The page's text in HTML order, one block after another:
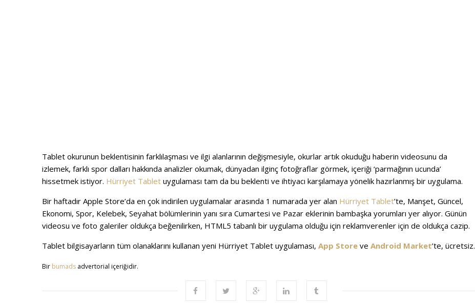
Tablet okurunun beklentisinin farklılaşması ve ilgi alanlarının değişmesiyle, okurlar artık okuduğu haberin videosunu da
izlemek, farklı spor dalları hakkında analizler okumak, dünyadan ilginç fotoğraflar görmek, içeriği ‘parmağının ucunda’
hissetmek istiyor. Hürriyet Tablet uygulaması tam da bu beklenti ve ihtiyacı karşılamaya yönelik hazırlanmış bir uygulama.
Bir haftadır Apple Store’da en çok indirilen uygulamalar arasında 1 numarada yer alan Hürriyet Tablet’te, Manşet, Güncel,
Ekonomi, Spor, Kelebek, Seyahat bölümlerinin yanı sıra Cumartesi ve Pazar eklerinin bambaşka yorumları yer alıyor. Günün
videosu ve foto galeriler oldukça beğenilirken, HTML5 tabanlı bir uygulama olduğu için reklamverenler için de oldukça cazip.
Tablet bilgisayarların tüm olanaklarını kullanan yeni Hürriyet Tablet uygulaması, App Store ve Android Market’te, ücretsiz.
Bir bumads advertorial içeriğidir.